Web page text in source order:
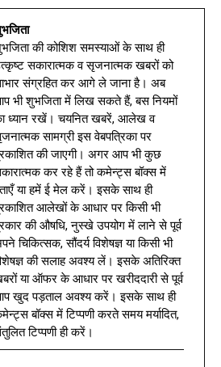
की कोशिश समस्याओं के साथ ही
सकारात्मक व सृजनात्मक खबरों को
संग्रहित कर आगे ले जाना है। अब
भी शुभजिता में लिख सकते हैं, बस नियमों
ध्यान रखें। चयनित खबरें, आलेख व
सामग्री इस वेबपत्रिका पर
की जाएगी। अगर आप भी कुछ
कर रहे हैं तो कमेन्ट्स बॉक्स में
या हमें ई मेल करें। इसके साथ ही
आलेखों के आधार पर किसी भी
की औषधि, नुस्खे उपयोग में लाने से पूर्व
चिकित्सक, सौंदर्य विशेषज्ञ या किसी भी
की सलाह अवश्य लें। इसके अतिरिक्त
या ऑफर के आधार पर खरीददारी से पूर्व
खुद पड़ताल अवश्य करें। इसके साथ ही
बॉक्स में टिप्पणी करते समय मर्यादित,
टिप्पणी ही करें।